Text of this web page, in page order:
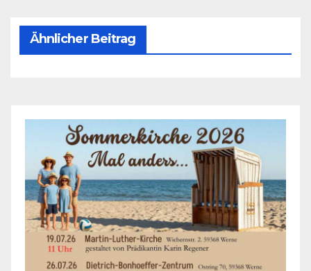
Ähnlicher Beitrag